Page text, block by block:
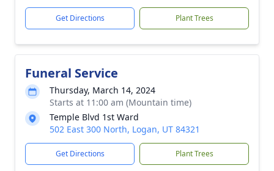
Get Directions Plant Trees
Funeral Service
Thursday, March 14, 2024
Starts at 11:00 am (Mountain time)
Temple Blvd 1st Ward
502 East 300 North, Logan, UT 84321
Get Directions Plant Trees